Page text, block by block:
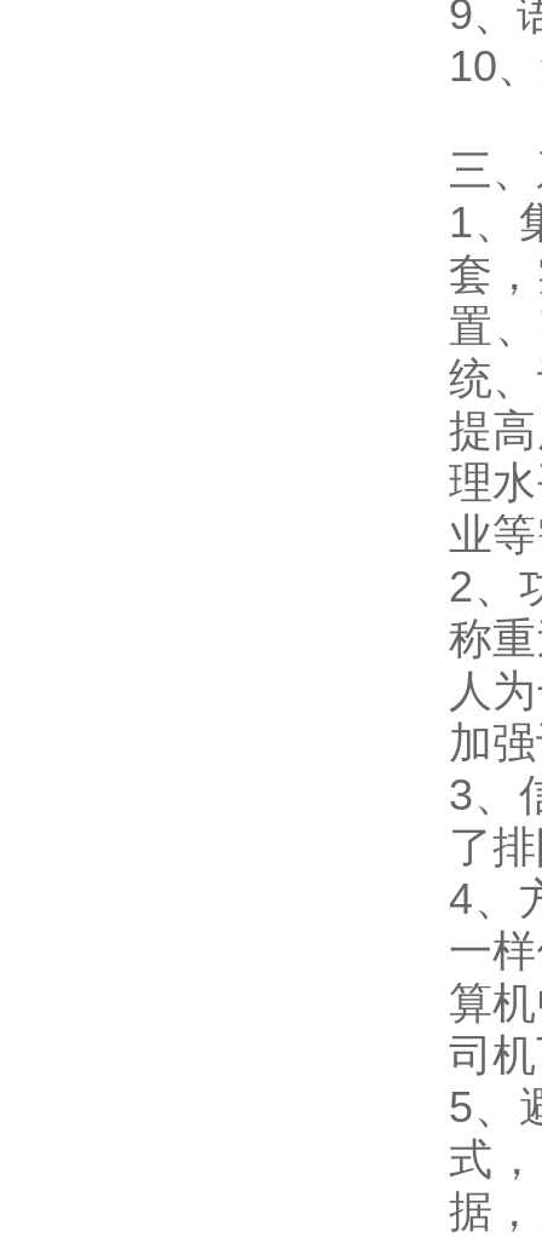
9、
10
三
1、
套
置
统
提
理
业
2、
称
人
加
3、
了
4、
一
算
司
5、
式
据